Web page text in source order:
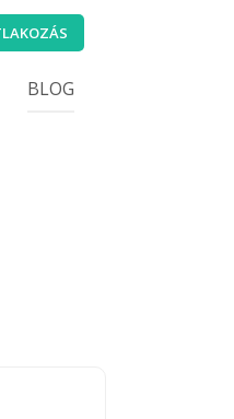
BLOG